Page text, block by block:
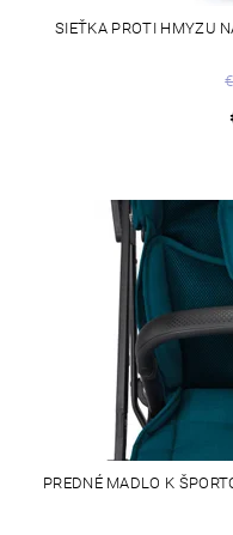
SIEŤKA PROTI HMYZU
PREDNÉ MADLO K